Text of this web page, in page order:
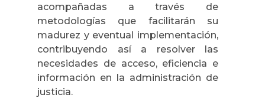
acompañadas a través de
metodologías que facilitarán su
madurez y eventual implementación,
contribuyendo así a resolver las
necesidades de acceso, eficiencia e
información en la administración de
justicia.